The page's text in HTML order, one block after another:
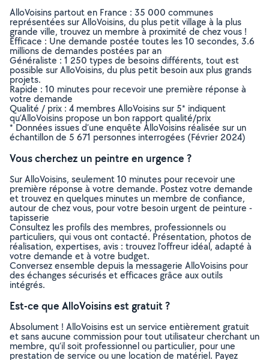
AlloVoisins partout en France : 35 000 communes
représentées sur AlloVoisins, du plus petit village à la plus
grande ville, trouvez un membre à proximité de chez vous !
Efficace : Une demande postée toutes les 10 secondes, 3.6
millions de demandes postées par an
Généraliste : 1 250 types de besoins différents, tout est
possible sur AlloVoisins, du plus petit besoin aux plus grands
projets.
Rapide : 10 minutes pour recevoir une première réponse à
votre demande
Qualité / prix : 4 membres AlloVoisins sur 5* indiquent
qu’AlloVoisins propose un bon rapport qualité/prix
* Données issues d’une enquête AlloVoisins réalisée sur un
échantillon de 5 671 personnes interrogées (Février 2024)
Vous cherchez un peintre en urgence ?
Sur AlloVoisins, seulement 10 minutes pour recevoir une
première réponse à votre demande. Postez votre demande
et trouvez en quelques minutes un membre de confiance,
autour de chez vous, pour votre besoin urgent de peinture -
tapisserie
Consultez les profils des membres, professionnels ou
particuliers, qui vous ont contacté. Présentation, photos de
réalisation, expertises, avis : trouvez l'offreur idéal, adapté à
votre demande et à votre budget.
Conversez ensemble depuis la messagerie AlloVoisins pour
des échanges sécurisés et efficaces grâce aux outils
intégrés.
Est-ce que AlloVoisins est gratuit ?
Absolument ! AlloVoisins est un service entièrement gratuit
et sans aucune commission pour tout utilisateur cherchant un
membre, qu’il soit professionnel ou particulier, pour une
prestation de service ou une location de matériel. Payez